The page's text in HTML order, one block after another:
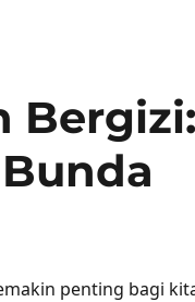
Bergizi:
penting bagi